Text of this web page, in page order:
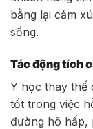
bằng lại cảm
sống.
Tác động tích
Y học thay thế
tốt trong việc
đường hô hấp,